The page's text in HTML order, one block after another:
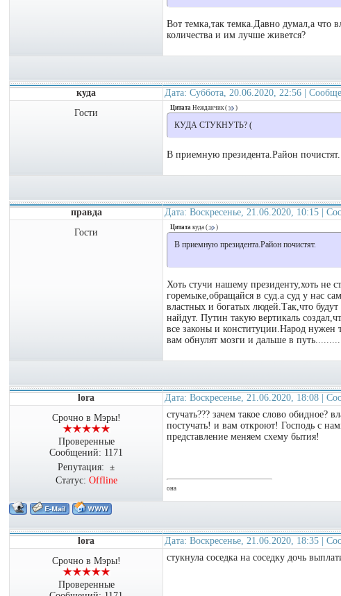
Вот темка,так темка.Давно думал,а что
количества и им лучше живется?
куда Дата: Суббота, 20.06.2020, 22:56 |
Гости
Цитата Нежданчик( )
КУДА СТУКНУТЬ? (
В приемную президента.Район почистят.
правда Дата: Воскресенье, 21.06.2020, 10:15 |
Гости
Цитата куда ( )
В приемную президента.Район почистят.
Хоть стучи нашему президенту,хоть не
горемыке,обращайся в суд.а суд у нас
властных и богатых людей.Так,что
найдут. Путин такую вертикаль
все законы и конституции.Народ нужен
вам обнулят мозги и дальше в
lora Дата: Воскресенье, 21.06.2020, 18:08 |
Срочно в Мэры!
Проверенные
Сообщений: 1171
Репутация: ±
Статус: Offline
стучать??? зачем такое слово обидное?
постучать! и вам откроют! Господь с
представление меняем схему бытия!
она
lora Дата: Воскресенье, 21.06.2020, 18:35 |
Срочно в Мэры!
Проверенные
стукнула соседка на соседку дочь